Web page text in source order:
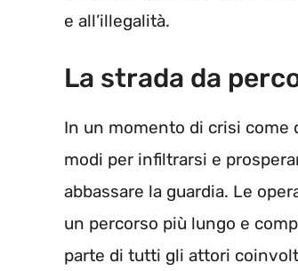
e all’illegalità.
La strada da
In un momento di crisi come
modi per infiltrarsi e
abbassare la guardia. Le
un percorso più lungo e
parte di tutti gli attori